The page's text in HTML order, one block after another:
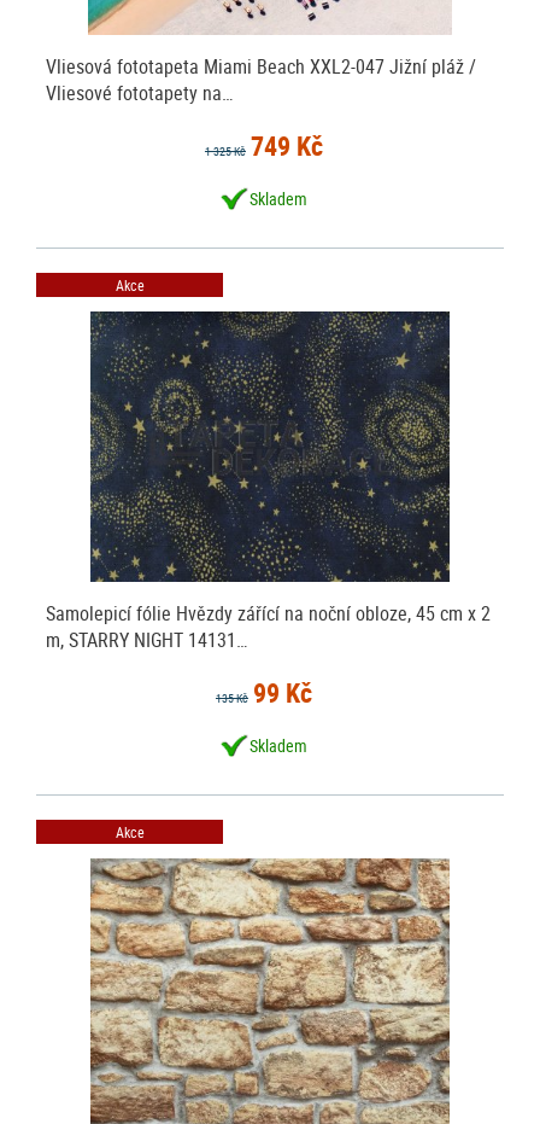
Vliesová fototapeta Miami Beach XXL2-047 Jižní pláž /
Vliesové fototapety na…
1 325 Kč 749 Kč
Skladem
Akce
Samolepicí fólie Hvězdy zářící na noční obloze, 45 cm x 2
m, STARRY NIGHT 14131…
135 Kč 99 Kč
Skladem
Akce